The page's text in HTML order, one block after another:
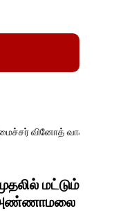
வருகிறார். �.
மட்டும்
அண்ணாமலை